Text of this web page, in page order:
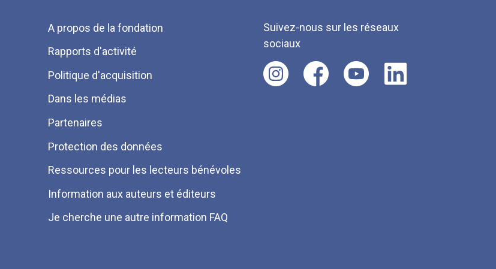
Menu
Pied
de
page
A propos de la fondation
Rapports d'activité
Politique d'acquisition
Dans les médias
Partenaires
Protection des données
Ressources pour les lecteurs bénévoles
Information aux auteurs et éditeurs
Je cherche une autre information FAQ
Suivez-nous sur les réseaux
sociaux